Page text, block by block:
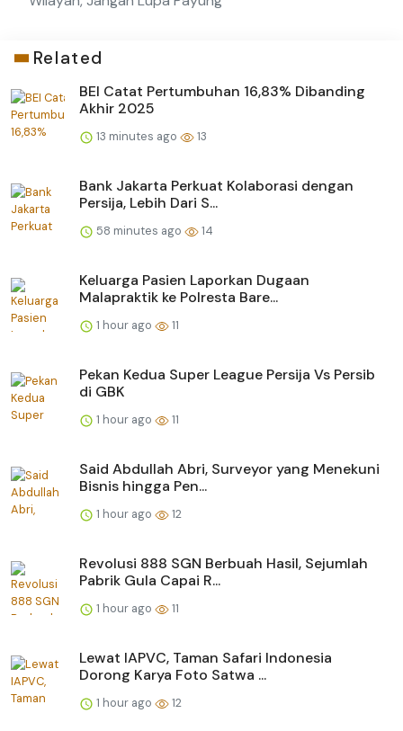
Related
BEI Catat Pertumbuhan 16,83% Dibanding
Akhir 2025
13 minutes ago 13
Bank Jakarta Perkuat Kolaborasi dengan
Persija, Lebih Dari S...
58 minutes ago 14
Keluarga Pasien Laporkan Dugaan
Malapraktik ke Polresta Bare...
1 hour ago 11
Pekan Kedua Super League Persija Vs Persib
di GBK
1 hour ago 11
Said Abdullah Abri, Surveyor yang Menekuni
Bisnis hingga Pen...
1 hour ago 12
Revolusi 888 SGN Berbuah Hasil, Sejumlah
Pabrik Gula Capai R...
1 hour ago 11
Lewat IAPVC, Taman Safari Indonesia
Dorong Karya Foto Satwa ...
1 hour ago 12